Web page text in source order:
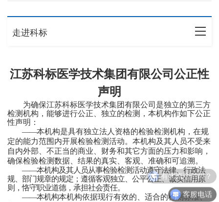
走进科标
江苏科标医学技术集团有限公司公正性
声明
为确保江苏科标医学技术集团有限公司 是独立的第三方
检测机构，能够进行公正、独立的检测，本机构作如下公正
性声明：
——本机构是具有独立法人资格的检验检测机构，在规
定的能力范围内开展检验检测活动。 本机构及其人员不受来
自内外部、不正当的商业、财务和其它方面的压力和影响，
确保检验检测数据、结果的真实、客观、准确和可追溯。
——本机构及其人员从事检验检测活动遵守法律、行政法
规、部门规章的规定；遵循客观独立、公平公正、诚实信用原
则，恪守职业道德，承担社会责任。
——本机构本机构依据现行有效的 、适合的检测标准、
客服电话
有优惠活动吗？